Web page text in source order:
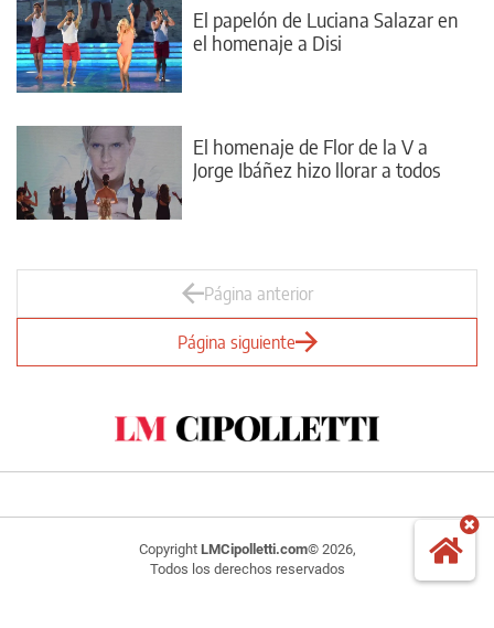
El papelón de Luciana Salazar en
el homenaje a Disi
El homenaje de Flor de la V a
Jorge Ibáñez hizo llorar a todos
Página anterior
Página siguiente
Copyright LMCipolletti.com© 2026,
Todos los derechos reservados